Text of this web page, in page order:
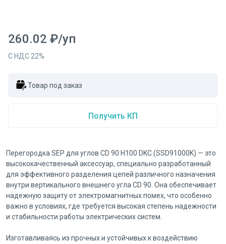
260.02 ₽/уп
С НДС 22%
Товар под заказ
Получить КП
Перегородка SEP для углов CD 90 H100 DKC (SSD91000K) — это
высококачественный аксессуар, специально разработанный
для эффективного разделения цепей различного назначения
внутри вертикального внешнего угла CD 90. Она обеспечивает
надежную защиту от электромагнитных помех, что особенно
важно в условиях, где требуется высокая степень надежности
и стабильности работы электрических систем.
Изготавливаясь из прочных и устойчивых к воздействию